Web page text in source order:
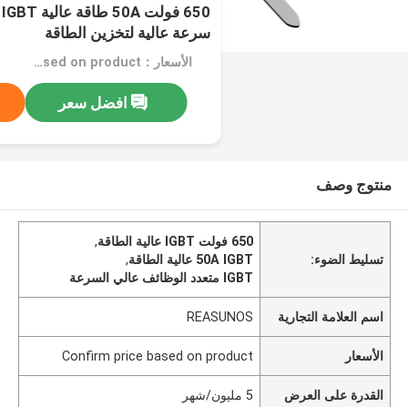
سرعة عالية لتخزين الطاقة
الأسعار：Confirm price based on product
افضل سعر
منتوج وصف
تسليط الضوء:
650 فولت IGBT عالية الطاقة
,
50A IGBT عالية الطاقة
,
IGBT متعدد الوظائف عالي السرعة
اسم العلامة التجارية REASUNOS
الأسعار Confirm price based on product
القدرة على العرض 5 مليون/شهر